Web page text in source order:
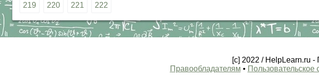
219 220 221 222
[c] 2022 / HelpLearn.ru
Правообладателям • Пользовательское